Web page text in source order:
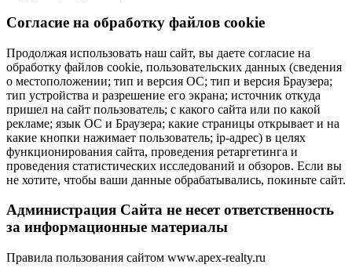
Cогласие на обработку файлов cookie
Продолжая использовать наш сайт, вы даете согласие на
обработку файлов cookie, пользовательских данных (сведения
о местоположении; тип и версия ОС; тип и версия Браузера;
тип устройства и разрешение его экрана; источник откуда
пришел на сайт пользователь; с какого сайта или по какой
рекламе; язык ОС и Браузера; какие страницы открывает и на
какие кнопки нажимает пользователь; ip-адрес) в целях
функционирования сайта, проведения ретаргетинга и
проведения статистических исследований и обзоров. Если вы
не хотите, чтобы ваши данные обрабатывались, покиньте сайт.
Администрация Сайта не несет ответственность
за информационные материалы
Правила пользования сайтом www.apex-realty.ru